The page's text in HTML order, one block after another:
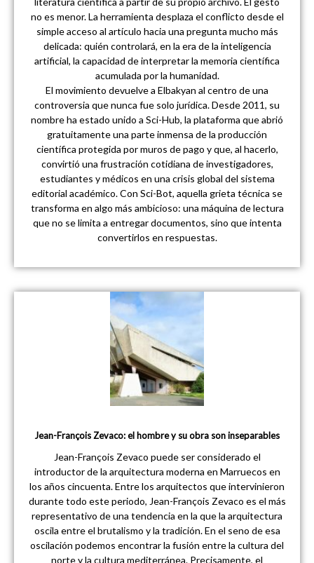
no es menor. La herramienta desplaza el conflicto desde el
simple acceso al artículo hacia una pregunta mucho más
delicada: quién controlará, en la era de la inteligencia
artificial, la capacidad de interpretar la memoria científica
acumulada por la humanidad.
El movimiento devuelve a Elbakyan al centro de una
controversia que nunca fue solo jurídica. Desde 2011, su
nombre ha estado unido a Sci-Hub, la plataforma que abrió
gratuitamente una parte inmensa de la producción
científica protegida por muros de pago y que, al hacerlo,
convirtió una frustración cotidiana de investigadores,
estudiantes y médicos en una crisis global del sistema
editorial académico. Con Sci-Bot, aquella grieta técnica se
transforma en algo más ambicioso: una máquina de lectura
que no se limita a entregar documentos, sino que intenta
convertirlos en respuestas.
Jean-François Zevaco: el hombre y su obra son inseparables
Jean-François Zevaco puede ser considerado el
introductor de la arquitectura moderna en Marruecos en
los años cincuenta. Entre los arquitectos que intervinieron
durante todo este periodo, Jean-François Zevaco es el más
representativo de una tendencia en la que la arquitectura
oscila entre el brutalismo y la tradición. En el seno de esa
oscilación podemos encontrar la fusión entre la cultura del
norte y la cultura mediterránea. Precisamente, el